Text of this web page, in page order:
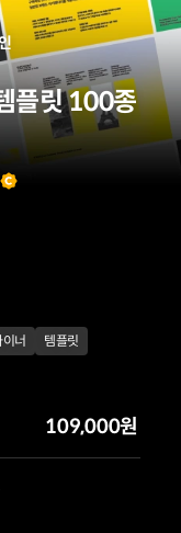
플릿 100종
너 템플릿
109,000원